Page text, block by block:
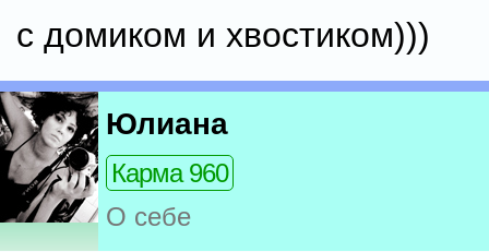
с домиком и хвостиком)))
Юлиана
Карма 960
О себе